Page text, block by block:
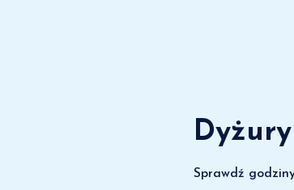
Sprawdź